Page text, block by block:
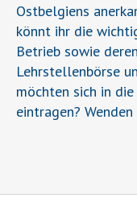
Ostbelgiens
könnt ihr die
Betrieb sowie
Lehrstellenbörse
möchten sich in
eintragen? Wenden